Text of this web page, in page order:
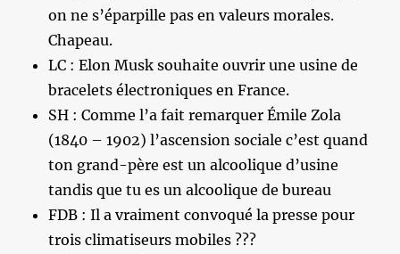
on ne s’éparpille pas en valeurs morales.
Chapeau.
LC : Elon Musk souhaite ouvrir une usine de
bracelets électroniques en France.
SH : Comme l’a fait remarquer Émile Zola
(1840 – 1902) l’ascension sociale c’est quand
ton grand-père est un alcoolique d’usine
tandis que tu es un alcoolique de bureau
FDB : Il a vraiment convoqué la presse pour
trois climatiseurs mobiles ???